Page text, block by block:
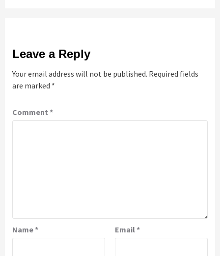
Leave a Reply
Your email address will not be published. Required fields
are marked *
Comment *
Name* Email*